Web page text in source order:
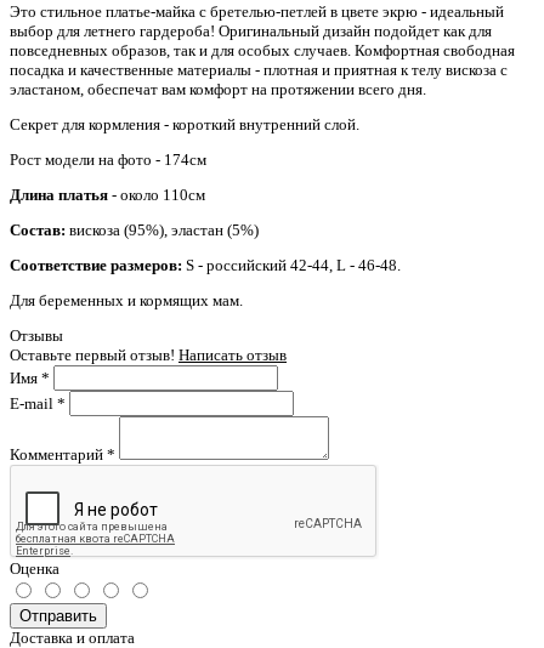
Это стильное платье-майка с бретелью-петлей в цвете экрю - идеальный
выбор для летнего гардероба! Оригинальный дизайн подойдет как для
повседневных образов, так и для особых случаев. Комфортная свободная
посадка и качественные материалы - плотная и приятная к телу вискоза с
эластаном, обеспечат вам комфорт на протяжении всего дня.
Секрет для кормления - короткий внутренний слой.
Рост модели на фото - 174см
Длина платья - около 110см
Состав: вискоза (95%), эластан (5%)
Соответствие размеров: S - российский 42-44, L - 46-48.
Для беременных и кормящих мам.
Отзывы
Оставьте первый отзыв! Написать отзыв
Имя *
E-mail *
Комментарий *
Оценка
Отправить
Доставка и оплата